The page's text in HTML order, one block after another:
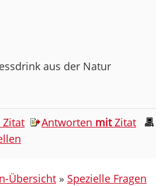
aus der Natur
Zitat Antworten mitZitat
Übersicht » Spezielle Fragen